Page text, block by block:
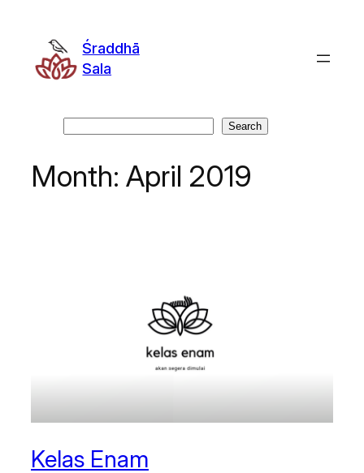
content
Śraddhā
Sala
Search
Month:April 2019
Kelas Enam